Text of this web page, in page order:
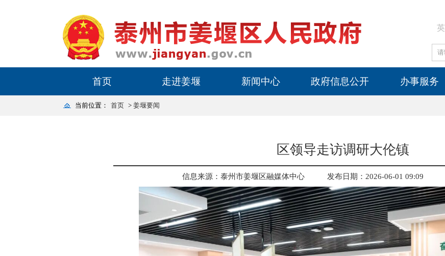
英
首页 走进姜堰 新闻中心 政府信息公开 办事服务
当前位置： 首页 > 姜堰要闻
区领导走访调研大伦镇
信息来源：泰州市姜堰区融媒体中心 发布日期：2026-06-01 09:09